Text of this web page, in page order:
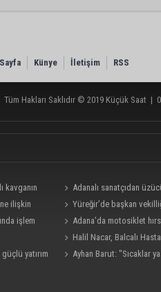
Künye İletişim RSS
Tüm Hakları Saklıdır © 2019 Küçük Saat |
kavganın
Adanalı sanatçıdan
ilişkin
Yüreğir’de başkan
işlem
Adana’da motosiklet
aldım, geri verecektim”
Halil Nacar, Balcalı
yatırım
Ayhan Barut: "Sıcaklar